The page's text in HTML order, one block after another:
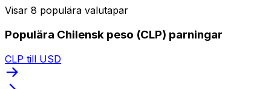
Visar 8 populära valutapar
Populära Chilensk peso (CLP) parningar
CLP till USD